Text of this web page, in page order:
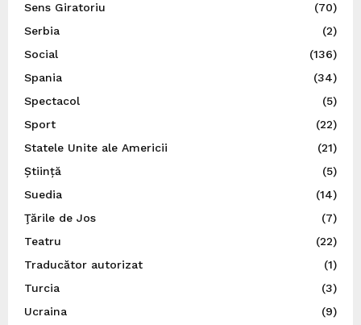
Sens Giratoriu
(70)
Serbia
(2)
Social
(136)
Spania
(34)
Spectacol
(5)
Sport
(22)
Statele Unite ale Americii
(21)
Știință
(5)
Suedia
(14)
Ţările de Jos
(7)
Teatru
(22)
Traducător autorizat
(1)
Turcia
(3)
Ucraina
(9)